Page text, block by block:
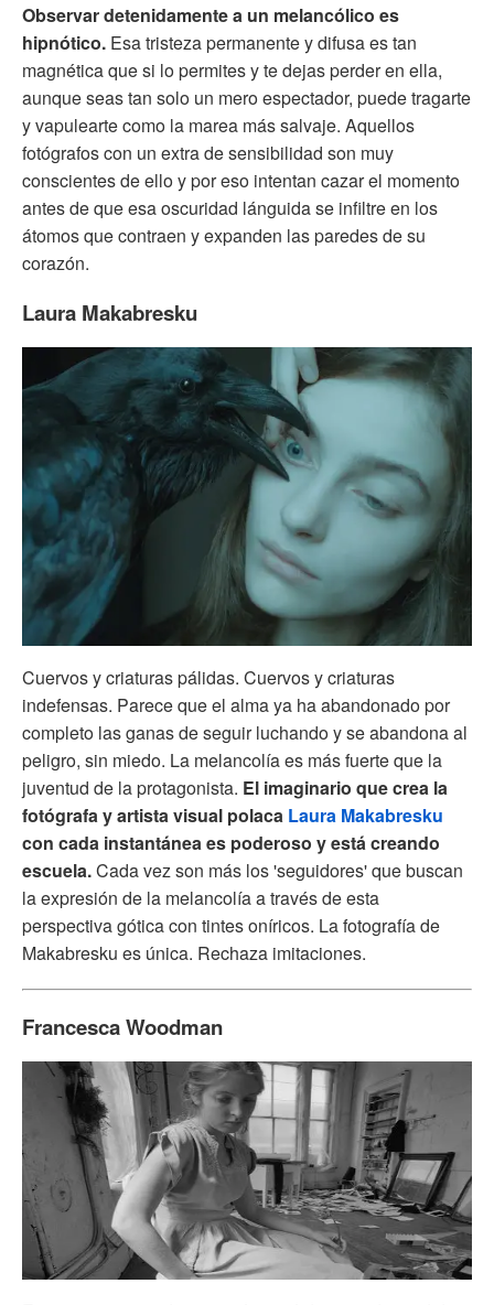
Observar detenidamente a un melancólico es
hipnótico. Esa tristeza permanente y difusa es tan
magnética que si lo permites y te dejas perder en ella,
aunque seas tan solo un mero espectador, puede tragarte
y vapulearte como la marea más salvaje. Aquellos
fotógrafos con un extra de sensibilidad son muy
conscientes de ello y por eso intentan cazar el momento
antes de que esa oscuridad lánguida se infiltre en los
átomos que contraen y expanden las paredes de su
corazón.
Laura Makabresku
Cuervos y criaturas pálidas. Cuervos y criaturas
indefensas. Parece que el alma ya ha abandonado por
completo las ganas de seguir luchando y se abandona al
peligro, sin miedo. La melancolía es más fuerte que la
juventud de la protagonista. El imaginario que crea la
fotógrafa y artista visual polaca Laura Makabresku
con cada instantánea es poderoso y está creando
escuela.Cada vez son más los 'seguidores' que buscan
la expresión de la melancolía a través de esta
perspectiva gótica con tintes oníricos. La fotografía de
Makabresku es única. Rechaza imitaciones.
Francesca Woodman